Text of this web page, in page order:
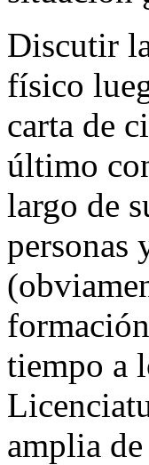
Discutir
físico
carta de
último
largo de
personas
tiempo a
amplia